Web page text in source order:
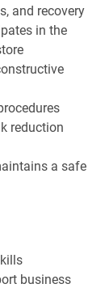
and recovery
in the
reduction
a safe
business